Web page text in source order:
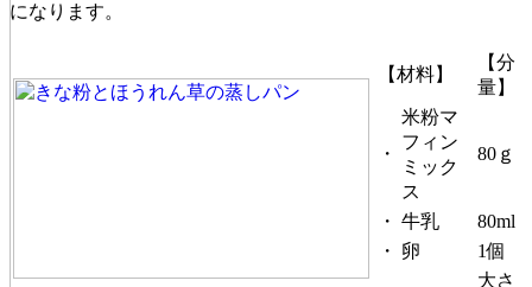
になります。
【材料】
【分
量】
・
米粉マ
フィン
ミック
ス
80ｇ
・ 牛乳
80ml
・
卵 1個
大さ